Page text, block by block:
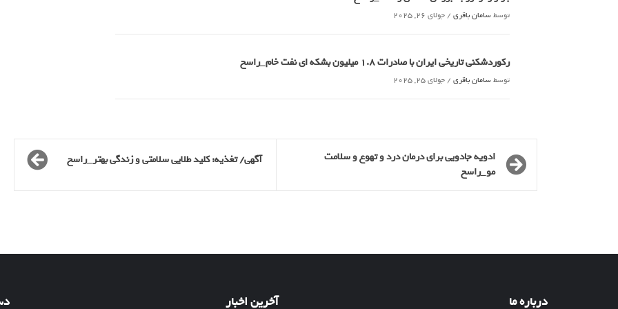
توسطسامان باقری / جولای 26, 2025
رکوردشکنی تاریخی ایران با صادرات 1.8 میلیون بشکه ای نفت خام_راسخ
توسطسامان باقری / جولای 25, 2025
ادویه جادویی برای درمان درد و تهوع و سلامت
مو_راسخ
آگهی/ تغذیه: کلید طلایی سلامتی و زندگی بهتر_راسخ
درباره ما آخرین اخبار